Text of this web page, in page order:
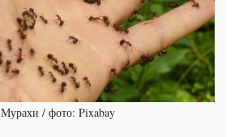
Мурахи / фото: Pixabay